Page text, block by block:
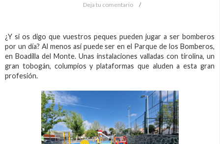
Deja tu comentario
¿Y si os digo que vuestros peques pueden jugar a ser bomberos
por un día? Al menos así puede ser en el Parque de los Bomberos,
en Boadilla del Monte. Unas instalaciones valladas con tirolina, un
gran tobogán, columpios y plataformas que aluden a esta gran
profesión.